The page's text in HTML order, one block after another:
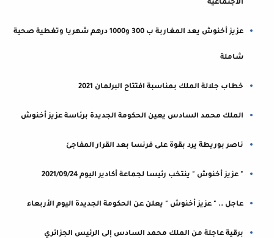
الاجتماعية
عزيز أخنوش يعد المغاربة ب 300 و1000 درهم شهريا وتغطية صحية
شاملة
خطاب جلالة الملك بمناسبة افتتاح البرلمان 2021
الملك محمد السادس يعين الحكومة الجديدة برئاسة عزيز أخنوش
ناصر بوريطة يرد بقوة على فرنسا بعد القرار المفاجئ
" عزيز أخنوش " ينتخب رئيسا لجماعة أكادير اليوم 2021/09/24
عاجل .. " عزيز أخنوش " يعلن عن الحكومة الجديدة اليوم الأربعاء
برقية عاجلة من الملك محمد السادس إلى الرئيس الجزائري